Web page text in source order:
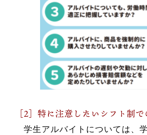
［2］特に注意したいシフト制
学生アルバイトについては、